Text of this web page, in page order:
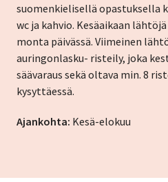
suomenkielisellä opastuksella
wc ja kahvio. Kesäaikaan
monta päivässä. Viimeinen
auringonlasku- risteily, joka
säävaraus sekä oltava min. 8
kysyttäessä.
Ajankohta: Kesä-elokuu